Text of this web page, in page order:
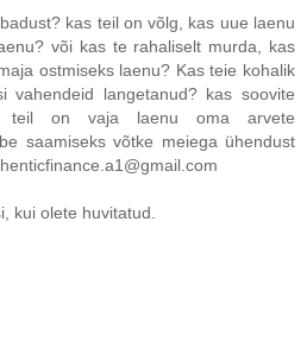
kas teil on võlg, kas uue laenu
või kas te rahaliselt murda, kas
ostmiseks laenu? Kas teie kohalik
vahendeid langetanud? kas soovite
teil on vaja laenu oma arvete
saamiseks võtke meiega ühendust
kui olete huvitatud.